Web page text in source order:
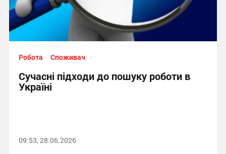
Робота Споживач
Сучасні підходи до пошуку роботи в
Україні
09:53, 28.06.2026